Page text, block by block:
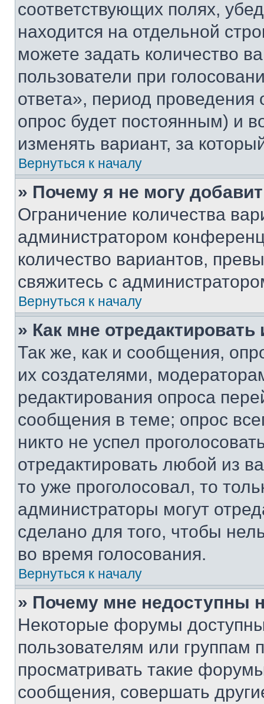
соответствующих полях,
находится на отдельной
можете задать количество
пользователи при
ответа», период проведения
опрос будет постоянным) и
изменять вариант, за
Вернуться к началу
» Почему я не могу
Ограничение количества
администратором
количество вариантов,
свяжитесь с
Вернуться к началу
» Как мне
Так же, как и сообщения,
их создателями,
редактирования опроса
сообщения в теме; опрос
никто не успел
отредактировать любой из
то уже проголосовал, то
администраторы могут
сделано для того, чтобы
во время голосования.
Вернуться к началу
» Почему мне недоступны
Некоторые форумы
пользователям или группам
просматривать такие
сообщения, совершать